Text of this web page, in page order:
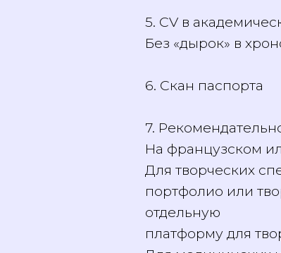
4. Lettre de
На Campus
5. CV в
6. Скан паспорта
7.
На французском
Для творческих